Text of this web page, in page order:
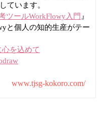
ています。
ツールWorkFlowy入門 』
と個人の知的生産がテー
を込めて
www.tjsg-kokoro.com/